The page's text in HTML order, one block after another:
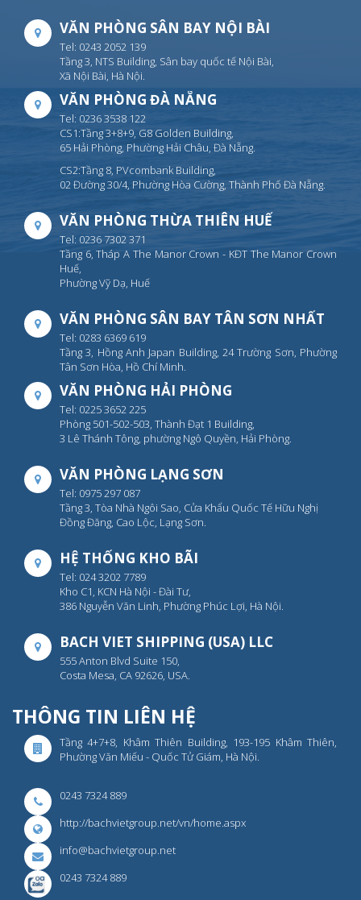
VĂN PHÒNG SÂN BAY NỘI BÀI
Tel: 0243 2052 139
Tầng 3, NTS Building, Sân bay quốc tế Nội Bài,
Xã Nội Bài, Hà Nội.
VĂN PHÒNG ĐÀ NẴNG
Tel: 0236 3538 122
CS1:Tầng 3+8+9, G8 Golden Building,
65 Hải Phòng, Phường Hải Châu, Đà Nẵng.
CS2:Tầng 8, PVcombank Building,
02 Đường 30/4, Phường Hòa Cường, Thành Phố Đà Nẵng.
VĂN PHÒNG THỪA THIÊN HUẾ
Tel: 0236 7302 371
Tầng 6, Tháp A The Manor Crown - KĐT The Manor Crown
Huế,
Phường Vỹ Dạ, Huế
VĂN PHÒNG SÂN BAY TÂN SƠN NHẤT
Tel: 0283 6369 619
Tầng 3, Hồng Anh Japan Building, 24 Trường Sơn, Phường
Tân Sơn Hòa, Hồ Chí Minh.
VĂN PHÒNG HẢI PHÒNG
Tel: 0225 3652 225
Phòng 501-502-503, Thành Đạt 1 Building,
3 Lê Thánh Tông, phường Ngô Quyền, Hải Phòng.
VĂN PHÒNG LẠNG SƠN
Tel: 0975 297 087
Tầng 3, Tòa Nhà Ngôi Sao, Cửa Khẩu Quốc Tế Hữu Nghị
Đồng Đăng, Cao Lộc, Lạng Sơn.
HỆ THỐNG KHO BÃI
Tel: 024 3202 7789
Kho C1, KCN Hà Nội - Đài Tư,
386 Nguyễn Văn Linh, Phường Phúc Lợi, Hà Nội.
BACH VIET SHIPPING (USA) LLC
555 Anton Blvd Suite 150,
Costa Mesa, CA 92626, USA.
THÔNG TIN LIÊN HỆ
Tầng 4+7+8, Khâm Thiên Building, 193-195 Khâm Thiên,
Phường Văn Miếu - Quốc Tử Giám, Hà Nội.
0243 7324 889
http://bachvietgroup.net/vn/home.aspx
info@bachvietgroup.net
0243 7324 889